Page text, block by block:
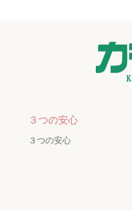
３つの安心
３つの安心